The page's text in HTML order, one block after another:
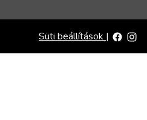
Süti beállítások |